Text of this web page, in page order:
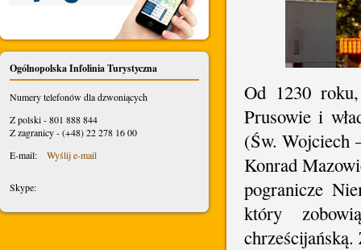
Ogólnopolska Infolinia Turystyczna
Numery telefonów dla dzwoniących
Z polski - 801 888 844
Z zagranicy - (+48) 22 278 16 00
E-mail: Wyślij e-mail
Skype:
Od 1230
Prusowie i
(Św. Wojciech
Konrad
pogranicze
który